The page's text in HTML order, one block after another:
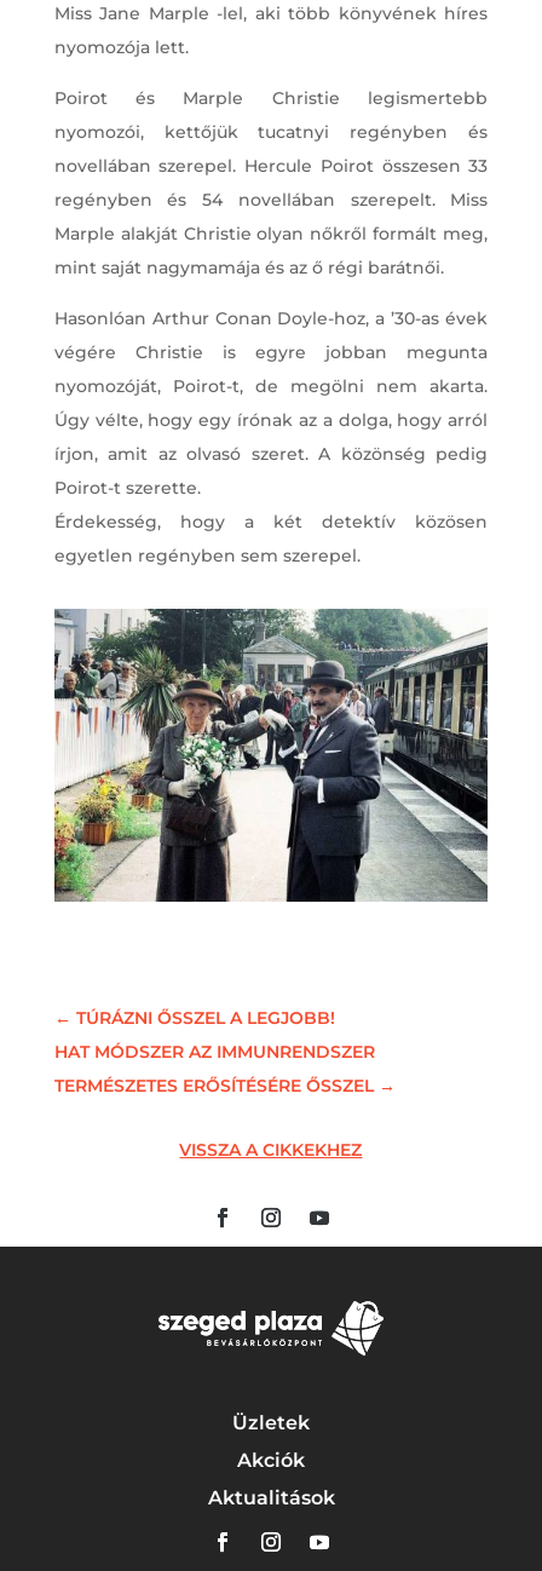
Miss Jane Marple -lel, aki több könyvének híres
nyomozója lett.
Poirot és Marple Christie legismertebb
nyomozói, kettőjük tucatnyi regényben és
novellában szerepel. Hercule Poirot összesen 33
regényben és 54 novellában szerepelt. Miss
Marple alakját Christie olyan nőkről formált meg,
mint saját nagymamája és az ő régi barátnői.
Hasonlóan Arthur Conan Doyle-hoz, a ’30-as évek
végére Christie is egyre jobban megunta
nyomozóját, Poirot-t, de megölni nem akarta.
Úgy vélte, hogy egy írónak az a dolga, hogy arról
írjon, amit az olvasó szeret. A közönség pedig
Poirot-t szerette.
Érdekesség, hogy a két detektív közösen
egyetlen regényben sem szerepel.
← TÚRÁZNI ŐSSZEL A LEGJOBB!
HAT MÓDSZER AZ IMMUNRENDSZER
TERMÉSZETES ERŐSÍTÉSÉRE ŐSSZEL→
VISSZA A CIKKEKHEZ
Üzletek
Akciók
Aktualitások